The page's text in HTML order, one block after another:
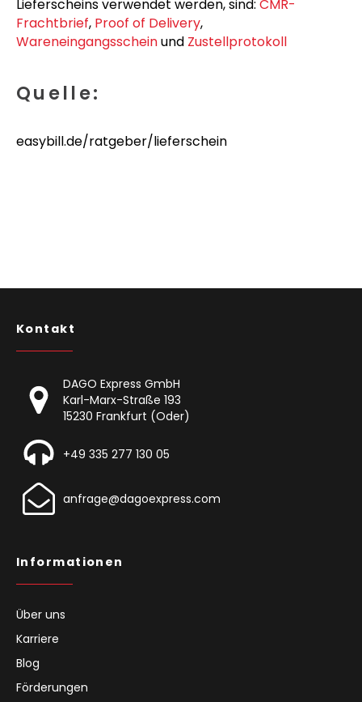
Lieferscheins verwendet werden, sind: CMR-
Frachtbrief, Proof of Delivery,
Wareneingangsscheinund Zustellprotokoll
Quelle:
easybill.de/ratgeber/lieferschein
Kontakt
DAGO Express GmbH
Karl-Marx-Straße 193
15230 Frankfurt (Oder)
+49 335 277 130 05
anfrage@dagoexpress.com
Informationen
Über uns
Karriere
Blog
Förderungen